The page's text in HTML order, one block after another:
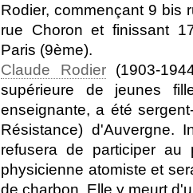
Rodier, commençant 9 bis
rue Choron et finissant
Paris (9ème).
Claude Rodier(1903-
supérieure de jeunes
enseignante, a été
Résistance) d'Auvergne.
refusera de participer au
physicienne atomiste et